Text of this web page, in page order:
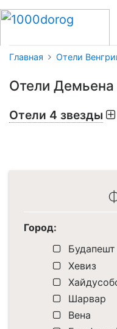
Главная Отели
Отели Демьена
Отели 4 звезды
Город:
Будапешт
Хевиз
Шарвар
Вена